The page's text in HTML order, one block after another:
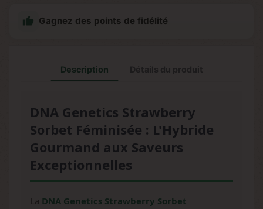
 Gagnez des points de fidélité
Description
DNA Genetics Strawberry
Sorbet Féminisée : L'Hybride
Gourmand aux Saveurs
Exceptionnelles
La DNA Genetics Strawberry Sorbet